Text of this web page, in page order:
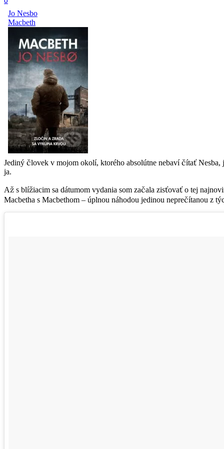
Jediný človek v mojom okolí, ktorého absolútne nebaví čítať
ja.
Až s blížiacim sa dátumom vydania som začala zisťovať o tej
Macbetha s Macbethom – úplnou náhodou jedinou neprečítanou z